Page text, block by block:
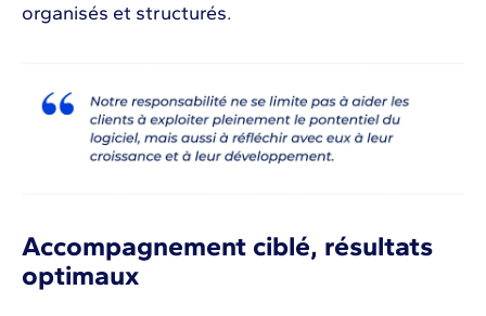
organisés et structurés.
Accompagnement ciblé, résultats
optimaux